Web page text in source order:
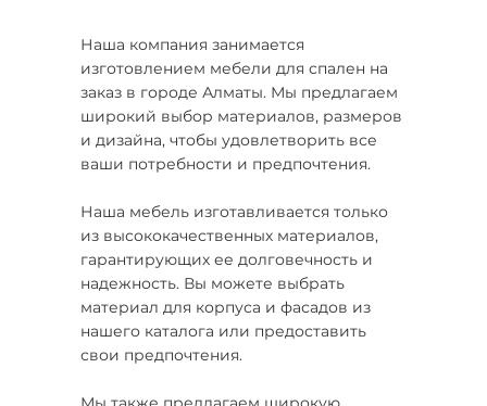
Наша компания занимается
изготовлением мебели для спален на
заказ в городе Алматы. Мы предлагаем
широкий выбор материалов, размеров
и дизайна, чтобы удовлетворить все
ваши потребности и предпочтения.
Наша мебель изготавливается только
из высококачественных материалов,
гарантирующих ее долговечность и
надежность. Вы можете выбрать
материал для корпуса и фасадов из
нашего каталога или предоставить
свои предпочтения.